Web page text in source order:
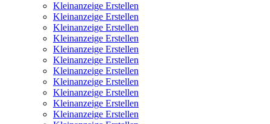
Kleinanzeige Erstellen
Kleinanzeige Erstellen
Kleinanzeige Erstellen
Kleinanzeige Erstellen
Kleinanzeige Erstellen
Kleinanzeige Erstellen
Kleinanzeige Erstellen
Kleinanzeige Erstellen
Kleinanzeige Erstellen
Kleinanzeige Erstellen
Kleinanzeige Erstellen